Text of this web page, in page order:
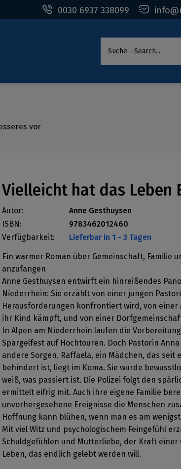
0030 6937 338099
vor
Vielleicht hat das Leben
Autor:
Anne Gesthuysen
ISBN:
9783462012460
Verfügbarkeit:
Lieferbar in 1 - 3 Tagen
Ein warmer Roman über Gemeinschaft, Familie
anzufangen
Anne Gesthuysen entwirft ein hinreißendes
Niederrhein: Sie erzählt von einer jungen
Herausforderungen konfrontiert wird, von
ihr Kind kämpft, und von einer
In Alpen am Niederrhein laufen die
Spargelfest auf Hochtouren. Doch Pastorin
andere Sorgen. Raffaela, ein Mädchen, das seit
behindert ist, liegt im Koma. Sie wurde
weiß, was passiert ist. Die Polizei folgt den
ermittelt eifrig mit. Auch ihre eigene Familie
unvorhergesehene Ereignisse die Menschen
Hoffnung kann blühen, wenn man es am
Mit viel Witz und psychologischem Feingefühl
Schuldgefühlen und Mutterliebe, der Kraft einer
Leben, das endlich gelebt werden will.